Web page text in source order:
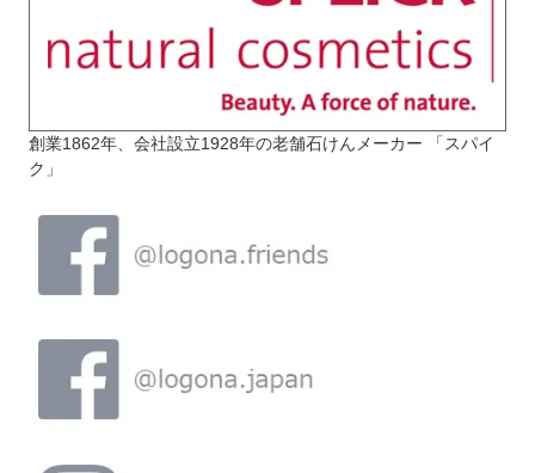
創業1862年、会社設立1928年の老舗石けんメーカー 「スパイ
ク」